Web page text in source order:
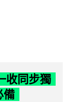
收同步獨
備